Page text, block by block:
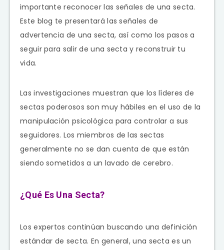
importante reconocer las señales de una secta.
Este blog te presentará las señales de
advertencia de una secta, así como los pasos a
seguir para salir de una secta y reconstruir tu
vida.
Las investigaciones muestran que los líderes de
sectas poderosos son muy hábiles en el uso de la
manipulación psicológica para controlar a sus
seguidores. Los miembros de las sectas
generalmente no se dan cuenta de que están
siendo sometidos a un lavado de cerebro.
¿Qué Es Una Secta?
Los expertos continúan buscando una definición
estándar de secta. En general, una secta es un